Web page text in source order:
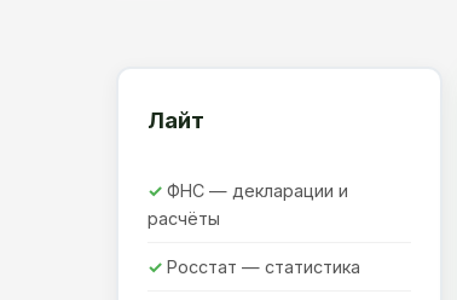
Лайт
ФНС — декларации и
расчёты
Росстат — статистика